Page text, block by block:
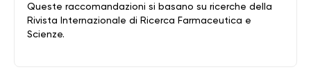
Queste raccomandazioni si basano su ricerche della
Rivista Internazionale di Ricerca Farmaceutica e
Scienze.